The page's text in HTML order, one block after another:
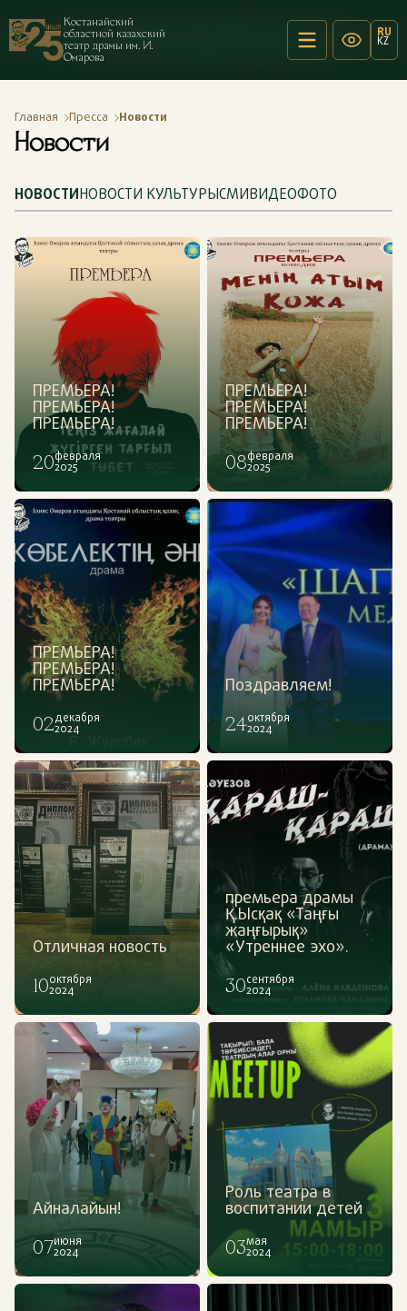
Костанайский
областной казахский
театр драмы им. И.
Омарова
RU
KZ
Главная Пресса Новости
Новости
НОВОСТИНОВОСТИ КУЛЬТУРЫСМИВИДЕОФОТО
ПРЕМЬЕРА!
ПРЕМЬЕРА!
ПРЕМЬЕРА!
20февраля
2025
ПРЕМЬЕРА!
ПРЕМЬЕРА!
ПРЕМЬЕРА!
08февраля
2025
ПРЕМЬЕРА!
ПРЕМЬЕРА!
ПРЕМЬЕРА!
02декабря
2024
Поздравляем!
24октября
2024
Отличная новость
10октября
2024
премьера драмы
Қ.Ысқақ «Таңғы
жаңғырық»
«Утреннее эхо».
30сентября
2024
Айналайын!
07июня
2024
Роль театра в
воспитании детей
03мая
2024